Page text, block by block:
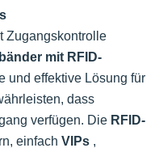
Zugangskontrolle
mit RFID-
und effektive Lösung für
dass
verfügen. Die RFID-
einfach VIPs ,